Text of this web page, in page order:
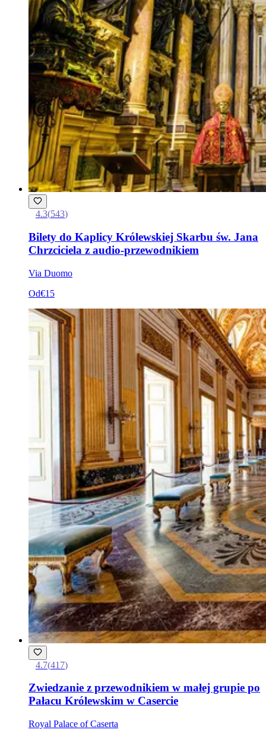
4.3(543)
Bilety do Kaplicy Królewskiej Skarbu św. Jana
Chrzciciela z audio-przewodnikiem
Via Duomo
Od€15
4.7(417)
Zwiedzanie z przewodnikiem w małej grupie po
Pałacu Królewskim w Casercie
Royal Palace of Caserta